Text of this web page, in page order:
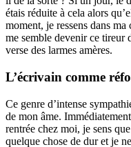
étais réduite à cela alors
moment, je ressens dans
me semble devenir ce tireur
verse des larmes amères.
L’écrivain comme
Ce genre d’intense
de mon âme.
rentrée chez moi, je sens
quelque chose de dur et je